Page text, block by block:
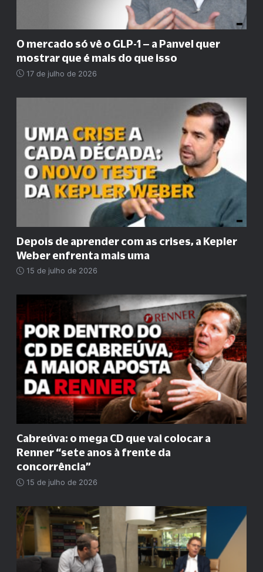
O mercado só vê o GLP-1 – a Panvel quer
mostrar que é mais do que isso
17 de julho de 2026
Depois de aprender com as crises, a Kepler
Weber enfrenta mais uma
15 de julho de 2026
Cabreúva: o mega CD que vai colocar a
Renner“sete anos à frente da
concorrência”
15 de julho de 2026